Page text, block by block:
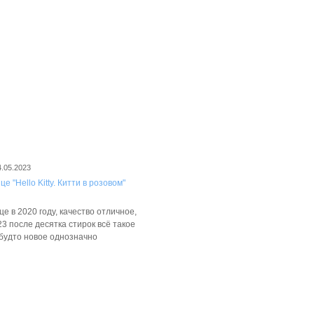
"Hello Kitty. Китти в розовом"
в 2020 году, качество отличное,
после десятка стирок всё такое
новое однозначно